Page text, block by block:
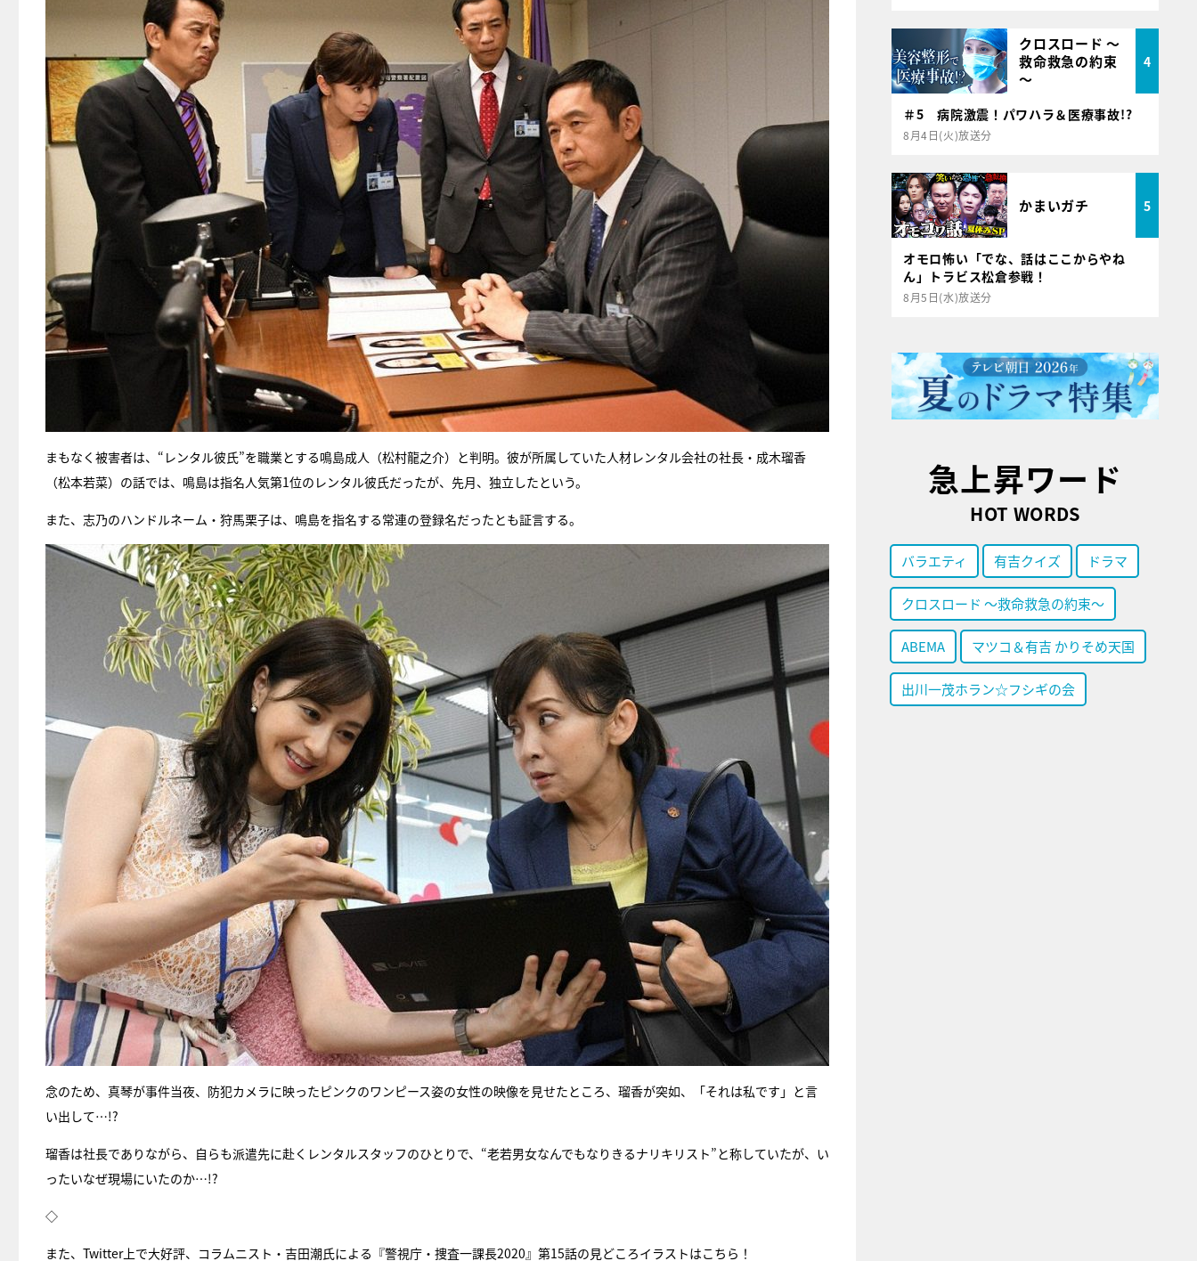
まもなく被害者は、“レンタル彼氏”を職業とする鳴島成人（松村龍之介）と判明。彼が所属していた人材レンタル会社の社長・成木瑠香
（松本若菜）の話では、鳴島は指名人気第1位のレンタル彼氏だったが、先月、独立したという。
また、志乃のハンドルネーム・狩馬栗子は、鳴島を指名する常連の登録名だったとも証言する。
念のため、真琴が事件当夜、防犯カメラに映ったピンクのワンピース姿の女性の映像を見せたところ、瑠香が突如、「それは私です」と言
い出して…!?
瑠香は社長でありながら、自らも派遣先に赴くレンタルスタッフのひとりで、“老若男女なんでもなりきるナリキリスト”と称していたが、い
ったいなぜ現場にいたのか…!?
◇
また、Twitter上で大好評、コラムニスト・吉田潮氏による『警視庁・捜査一課長2020』第15話の見どころイラストはこちら！
クロスロード ～
救命救急の約束
～
4
＃5 病院激震！パワハラ＆医療事故!?
8月4日(火)放送分
かまいガチ 5
オモロ怖い「でな、話はここからやね
ん」トラビス松倉参戦！
8月5日(水)放送分
急上昇ワード
HOT WORDS
バラエティ 有吉クイズ ドラマ
クロスロード ～救命救急の約束～
ABEMA マツコ＆有吉 かりそめ天国
出川一茂ホラン☆フシギの会